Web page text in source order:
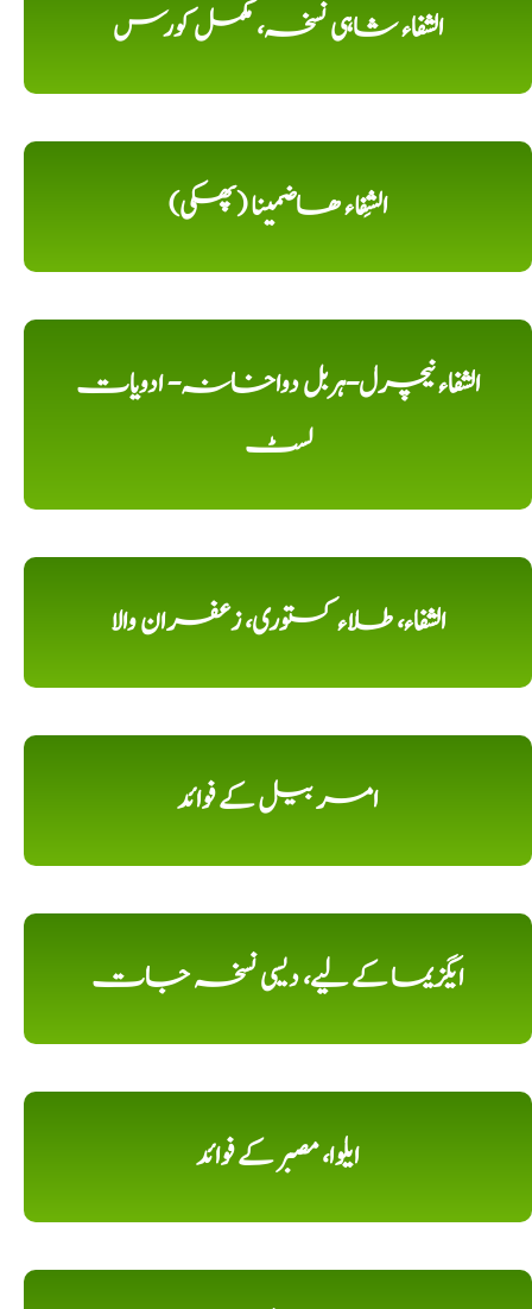
الشفاء شاہی نسخہ، مکمل کورس
الشِفاء ھاضمینا (پھکی)
الشفاء نیچرل-ہربل دواخانہ- ادویات
لسٹ
الشفاء، طلاء کستوری، زعفران والا
امر بیل کے فوائد
ایگزیما کے لیے، دیسی نسخہ جات
ایلوا، مصبر کے فوائد